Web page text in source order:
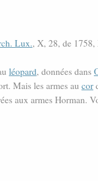
Lux., X, 28, de
léopard, données dans
Mais les armes au cor
aux armes Horman.